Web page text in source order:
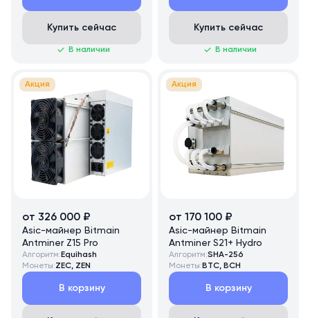
Купить сейчас
В наличии
Купить сейчас
В наличии
Акция
от 326 000 ₽
Asic-майнер Bitmain
Antminer Z15 Pro
Алгоритм: Equihash
Монеты:ZEC, ZEN
В корзину
Акция
от 170 100 ₽
Asic-майнер Bitmain
Antminer S21+ Hydro
Алгоритм:SHA-256
Монеты: BTC, BCH
В корзину